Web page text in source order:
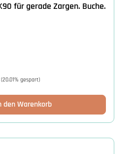
für gerade Zargen. Buche.
(20.01% gespart)
den Warenkorb